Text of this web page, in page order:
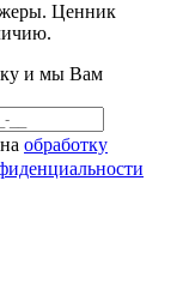
Ценник
и мы Вам
обработку